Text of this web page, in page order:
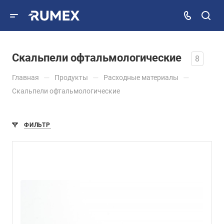
Скальпели офтальмологические 8
Главная — Продукты — Расходные материалы —
Скальпели офтальмологические
ФИЛЬТР